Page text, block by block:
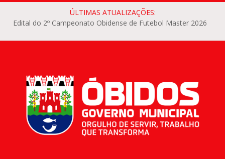
ÚLTIMAS ATUALIZAÇÕES:
Edital do 2º Campeonato Obidense de Futebol Master 2026